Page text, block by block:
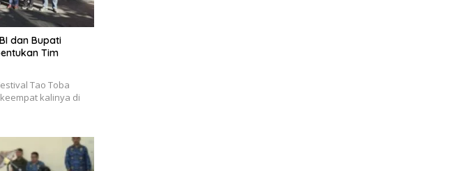
dan Bupati
Tim
Tao Toba
kalinya di